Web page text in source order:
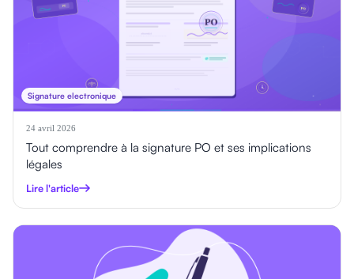
Signature electronique
24 avril 2026
Tout comprendre à la signature PO et ses implications
légales
Lire l'article